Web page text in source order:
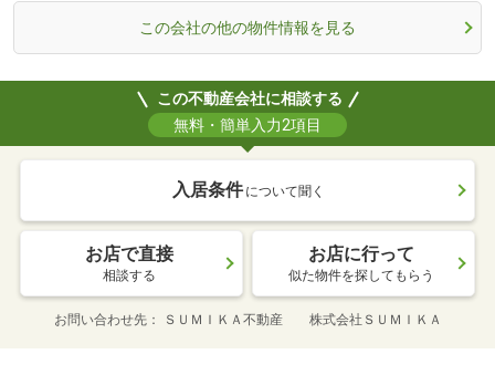
この会社の他の物件情報を見る
この不動産会社に相談する
無料・簡単入力2項目
入居条件 について聞く
お店で直接
相談する
お店に行って
似た物件を探してもらう
お問い合わせ先 ＳＵＭＩＫＡ不動産 株式会社ＳＵＭＩＫＡ